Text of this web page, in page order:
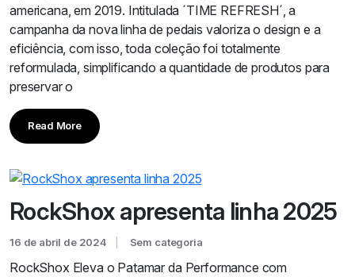
americana, em 2019. Intitulada ´TIME REFRESH´, a
campanha da nova linha de pedais valoriza o design e a
eficiência, com isso, toda coleção foi totalmente
reformulada, simplificando a quantidade de produtos para
preservar o
Read More
RockShox apresenta linha 2025
16 de abril de 2024 Sem categoria
RockShox Eleva o Patamar da Performance com